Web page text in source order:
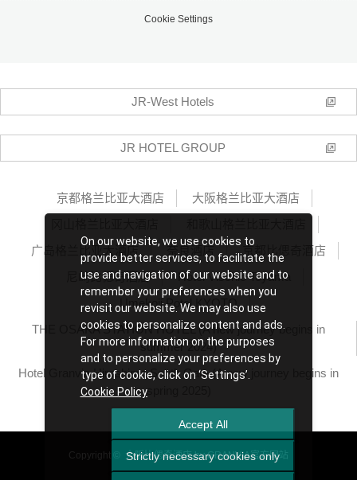
Cookie Settings
JR-West Hotels
JR HOTEL GROUP
京都格兰比亚大酒店
大阪格兰比亚大酒店
广岛格兰比亚大酒店
奈良酒店
京都比偲奇酒店
尼崎比偲奇酒店
Hotel Vischio Toyama
Umekoji Potel KYOTO
THE OSAKA STATION HOTEL (A new journey begins in
summer 2024)
Hotel Granvia Hiroshima South Gate (A new journey begins in
spring 2025)
Copyright © 大阪比偲奇酒店 by GRANVIA官方网站
On our website, we use cookies to
provide better services, to facilitate the
use and navigation of our website and to
remember your preferences when you
revisit our website. We may also use
cookies to personalize content and ads.
For more information on the purposes
and to personalize your preferences by
type of cookie, click on ‘Settings’.
Cookie Policy
Accept All
Strictly necessary cookies only